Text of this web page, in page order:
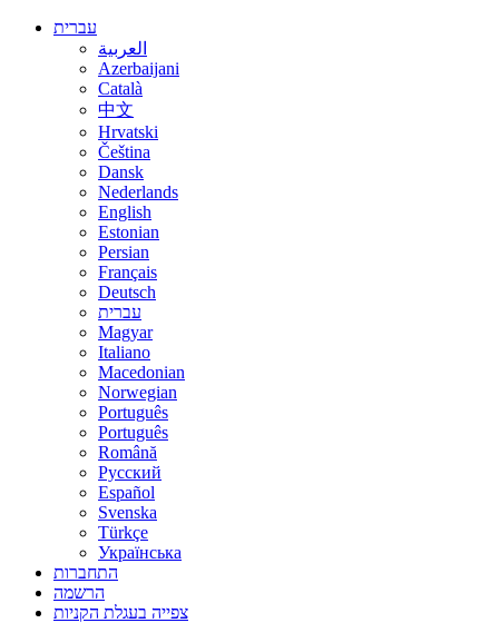
עברית
العربية
Azerbaijani
Català
中文
Hrvatski
Čeština
Dansk
Nederlands
English
Estonian
Persian
Français
Deutsch
עברית
Magyar
Italiano
Macedonian
Norwegian
Português
Português
Română
Русский
Español
Svenska
Türkçe
Українська
התחברות
הרשמה
צפייה בעגלת הקניות